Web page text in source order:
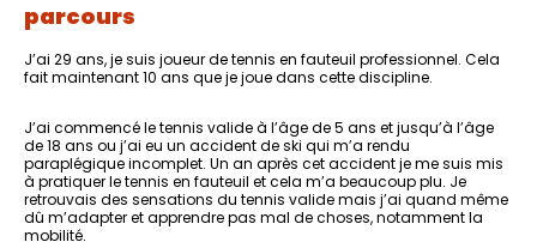
parcours
J’ai 29 ans, je suis joueur de tennis en fauteuil professionnel. Cela
fait maintenant 10 ans que je joue dans cette discipline.
J’ai commencé le tennis valide à l’âge de 5 ans et jusqu’à l’âge
de 18 ans ou j’ai eu un accident de ski qui m’a rendu
paraplégique incomplet. Un an après cet accident je me suis mis
à pratiquer le tennis en fauteuil et cela m’a beaucoup plu. Je
retrouvais des sensations du tennis valide mais j’ai quand même
dû m’adapter et apprendre pas mal de choses, notamment la
mobilité.